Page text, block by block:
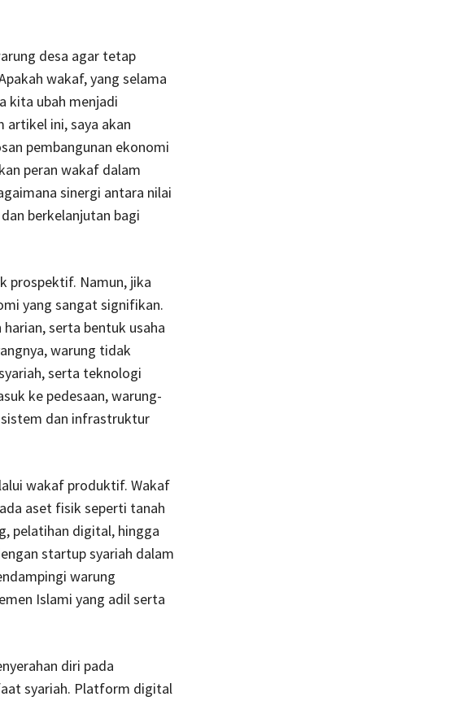
desa agar tetap
wakaf, yang selama
kita ubah menjadi
artikel ini, saya akan
pembangunan ekonomi
peran wakaf dalam
sinergi antara nilai
berkelanjutan bagi
prospektif. Namun, jika
yang sangat signifikan.
serta bentuk usaha
warung tidak
serta teknologi
ke pedesaan, warung-
dan infrastruktur
wakaf produktif. Wakaf
aset fisik seperti tanah
pelatihan digital, hingga
startup syariah dalam
warung
Islami yang adil serta
diri pada
syariah. Platform digital